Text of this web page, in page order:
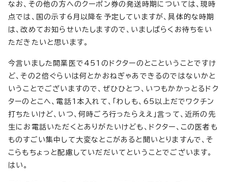
なお、その他の方へのクーポン券の発送時期については、現時
点では、国の示す6月以降を予定していますが、具体的な時期
は、改めてお知らせいたしますので、いましばらくお待ちをい
ただきたいと思います。
今言いました開業医で451のドクターのとこということですけ
ど、その2倍ぐらいは何とかおねぎゃあできるのではないかと
いうことでございますので、ぜひひとつ、いつもかかっとるドク
ターのとこへ、電話1本入れて、「わしも、65以上だでワクチン
打ちたいけど、いつ、何時ごろ行ったらええ」言って、近所の先
生にお電話いただくとありがたいけども、ドクター、この医者も
ものすごい集中して大変なとこがあると聞いとりますんで、そ
こらもちょっと配慮していだだいてということでございます。
はい。